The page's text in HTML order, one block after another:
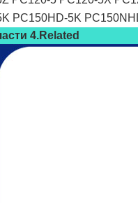
PC150HD-5K
4.Related